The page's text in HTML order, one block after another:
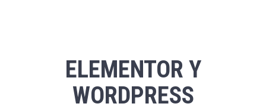
ELEMENTOR Y
WORDPRESS